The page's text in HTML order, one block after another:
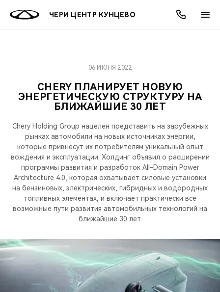
ЧЕРИ ЦЕНТР КУНЦЕВО
МОДЕЛИ
ВСЕ МОДЕЛИ
КРОССОВЕРЫ
СЕДАНЫ
НОВИНКИ
ПОКУПАТЕЛЯМ
ВЫБОР И ПОКУПКА
ВЛАДЕЛЬЦАМ
СЕРВИС
ПОДДЕРЖКА
CHERY CONNECT
МИР CHERY
АКСЕССУАРЫ
CHERY В СОЦСЕТЯХ
ЛЮДИ CHERY
БЛАГОТВОРИТЕЛЬНОСТЬ
CHERY И СПОРТ
НАШИ МЕРОПРИЯТИЯ
АКЦИИ
ВЫГОДЫ И АКЦИИ
ОНЛАЙН СЕРВИСЫ
ВЫБОР И ПОКУПКА
О КОМПАНИИ
О НАС
CHERY ПЛАНИРУЕТ НОВУЮ
ЭНЕРГЕТИЧЕСКУЮ СТРУКТУРУ НА
БЛИЖАЙШИЕ 30 ЛЕТ
06 ИЮНЯ 2022
Chery Holding Group нацелен представить на зарубежных
рынках автомобили на новых источниках энергии,
которые привнесут их потребителям уникальный опыт
вождения и эксплуатации. Холдинг объявил о расширении
программы развития и разработок All-Domain Power
Architecture 4.0, которая охватывает силовые установки
на бензиновых, электрических, гибридных и водородных
топливных элементах, и включает практически все
возможные пути развития автомобильных технологий на
ближайшие 30 лет.